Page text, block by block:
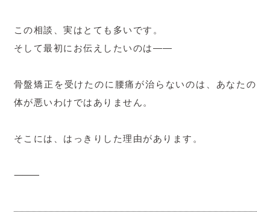
この相談、実はとても多いです。
そして最初にお伝えしたいのは――
骨盤矯正を受けたのに腰痛が治らないのは、あなたの
体が悪いわけではありません。
そこには、はっきりした理由があります。
⸻